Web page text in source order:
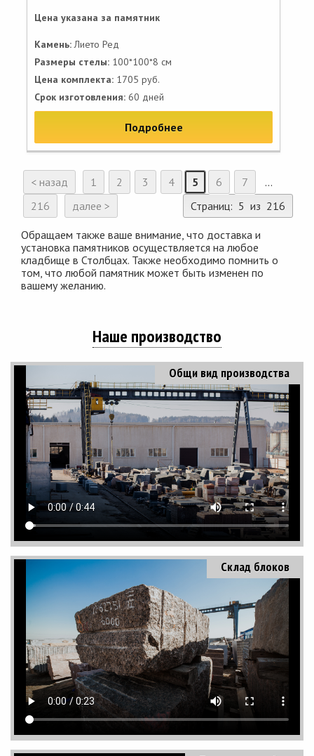
Цена указана за памятник
Камень:Лието Ред
Размеры стелы: 100*100*8 см
Цена комплекта: 1705 руб.
Срок изготовления: 60 дней
Подробнее
< назад 1 2 3 4 5 6 7
...
216
далее > Страниц: 5 из 216
Обращаем также ваше внимание, что доставка и
установка памятников осуществляется на любое
кладбище в Столбцах. Также необходимо помнить о
том, что любой памятник может быть изменен по
вашему желанию.
Наше производство
Общи вид производства
Склад блоков